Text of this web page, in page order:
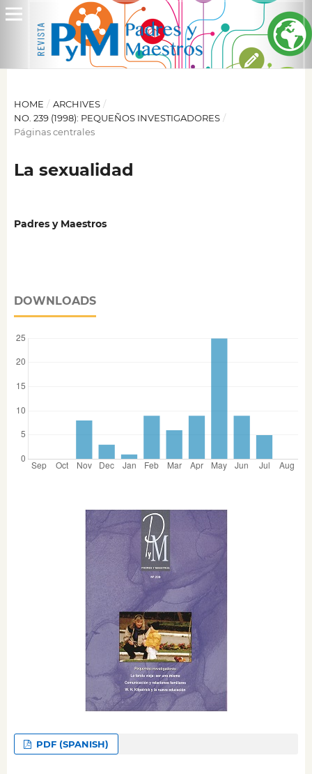
HOME / ARCHIVES /
NO. 239 (1998): PEQUEÑOS INVESTIGADORES /
Páginas centrales
La sexualidad
Padres y Maestros
DOWNLOADS
PDF (SPANISH)